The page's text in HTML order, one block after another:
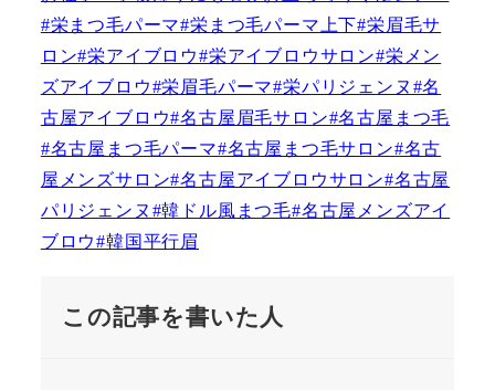
この記事を書いた人